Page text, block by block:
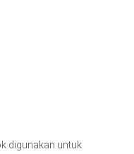
digunakan untuk